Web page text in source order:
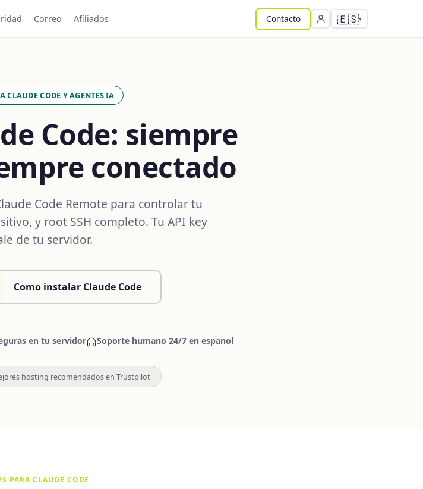
Correo Afiliados Contacto 🇪🇸
CLAUDE CODE Y AGENTES IA
Code: siempre
conectado
Code Remote para controlar tu
y root SSH completo. Tu API key
de tu servidor.
Como instalar Claude Code
en tu servidor Soporte humano 24/7 en espanol
hosting recomendados en Trustpilot
PARA CLAUDE CODE